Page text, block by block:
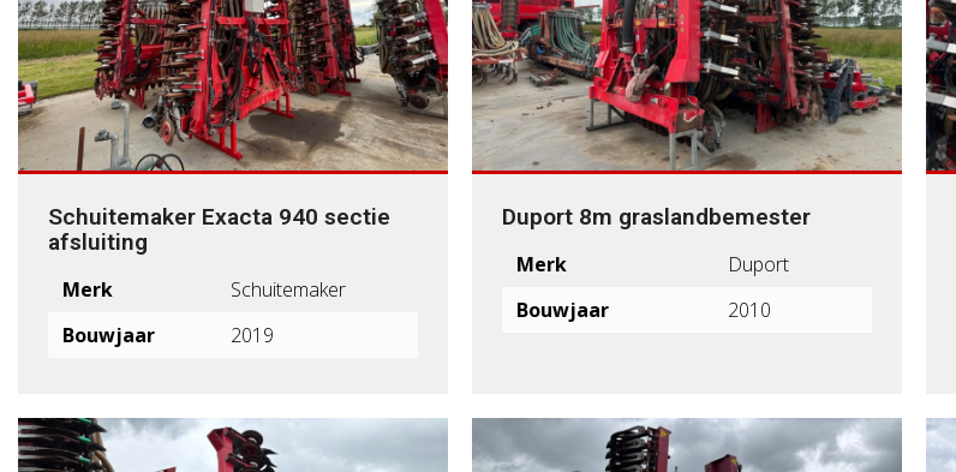
Schuitemaker Exacta 940 sectie
afsluiting
Merk
Schuitemaker
Bouwjaar
2019
Duport 8m graslandbemester
Merk
Duport
Bouwjaar
2010